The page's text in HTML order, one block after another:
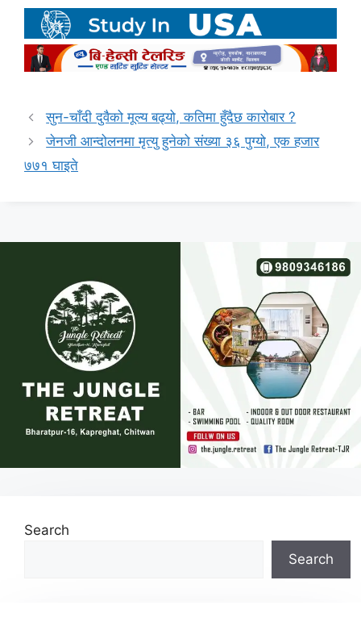
सुन-चाँदी दुवैको मूल्य बढ्यो, कतिमा हुँदैछ कारोबार ?
जेनजी आन्दोलनमा मृत्यु हुनेको संख्या ३६ पुग्यो, एक हजार
७७१ घाइते
Search
Search